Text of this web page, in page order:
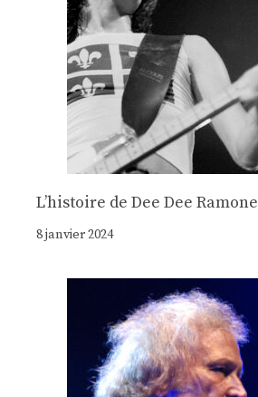
Lʼhistoire de Dee Dee Ramone
8 janvier 2024